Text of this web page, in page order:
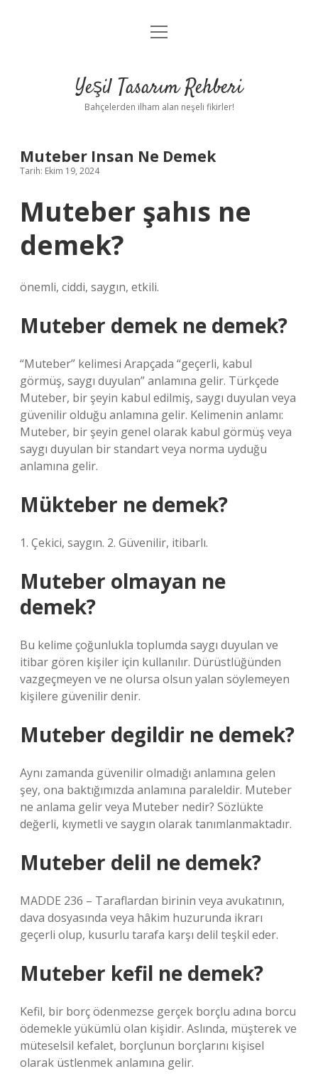
Anasayfa
Yasal Uyarı
menüyü
Yeşil Tasarım Rehberi
Bahçelerden ilham alan neşeli fikirler!
Muteber Insan Ne Demek
Tarih: Ekim 19, 2024
Muteber şahıs ne
demek?
önemli, ciddi, saygın, etkili.
Muteber demek ne demek?
“Muteber” kelimesi Arapçada “geçerli, kabul
görmüş, saygı duyulan” anlamına gelir. Türkçede
Muteber, bir şeyin kabul edilmiş, saygı duyulan veya
güvenilir olduğu anlamına gelir. Kelimenin anlamı:
Muteber, bir şeyin genel olarak kabul görmüş veya
saygı duyulan bir standart veya norma uyduğu
anlamına gelir.
Mükteber ne demek?
1. Çekici, saygın. 2. Güvenilir, itibarlı.
Muteber olmayan ne
demek?
Bu kelime çoğunlukla toplumda saygı duyulan ve
itibar gören kişiler için kullanılır. Dürüstlüğünden
vazgeçmeyen ve ne olursa olsun yalan söylemeyen
kişilere güvenilir denir.
Muteber degildir ne demek?
Aynı zamanda güvenilir olmadığı anlamına gelen
şey, ona baktığımızda anlamına paraleldir. Muteber
ne anlama gelir veya Muteber nedir? Sözlükte
değerli, kıymetli ve saygın olarak tanımlanmaktadır.
Muteber delil ne demek?
MADDE 236 – Taraflardan birinin veya avukatının,
dava dosyasında veya hâkim huzurunda ikrarı
geçerli olup, kusurlu tarafa karşı delil teşkil eder.
Muteber kefil ne demek?
Kefil, bir borç ödenmezse gerçek borçlu adına borcu
ödemekle yükümlü olan kişidir. Aslında, müşterek ve
müteselsil kefalet, borçlunun borçlarını kişisel
olarak üstlenmek anlamına gelir.